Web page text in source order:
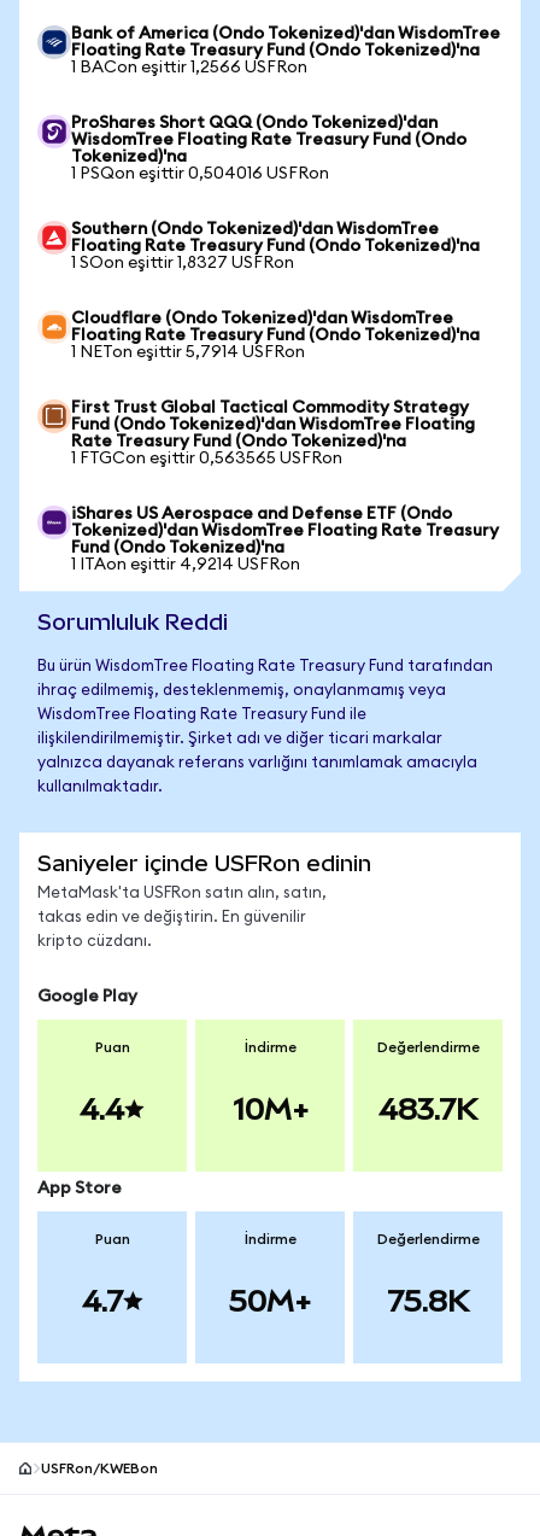
Bank of America (Ondo Tokenized)'dan WisdomTree
Floating Rate Treasury Fund (Ondo Tokenized)'na
1 BACon eşittir 1,2566 USFRon
ProShares Short QQQ (Ondo Tokenized)'dan
WisdomTree Floating Rate Treasury Fund (Ondo
Tokenized)'na
1 PSQon eşittir 0,504016 USFRon
Southern (Ondo Tokenized)'dan WisdomTree
Floating Rate Treasury Fund (Ondo Tokenized)'na
1 SOon eşittir 1,8327 USFRon
Cloudflare (Ondo Tokenized)'dan WisdomTree
Floating Rate Treasury Fund (Ondo Tokenized)'na
1 NETon eşittir 5,7914 USFRon
First Trust Global Tactical Commodity Strategy
Fund (Ondo Tokenized)'dan WisdomTree Floating
Rate Treasury Fund (Ondo Tokenized)'na
1 FTGCon eşittir 0,563565 USFRon
iShares US Aerospace and Defense ETF (Ondo
Tokenized)'dan WisdomTree Floating Rate Treasury
Fund (Ondo Tokenized)'na
1 ITAon eşittir 4,9214 USFRon
Sorumluluk Reddi
Bu ürün WisdomTree Floating Rate Treasury Fund tarafından
ihraç edilmemiş, desteklenmemiş, onaylanmamış veya
WisdomTree Floating Rate Treasury Fund ile
ilişkilendirilmemiştir. Şirket adı ve diğer ticari markalar
yalnızca dayanak referans varlığını tanımlamak amacıyla
kullanılmaktadır.
Saniyeler içinde USFRon edinin
MetaMask'ta USFRon satın alın, satın,
takas edin ve değiştirin. En güvenilir
kripto cüzdanı.
Google Play
Puan
4.4
İndirme
10M+
Değerlendirme
483.7K
App Store
Puan
4.7
İndirme
50M+
Değerlendirme
75.8K
USFRon/KWEBon